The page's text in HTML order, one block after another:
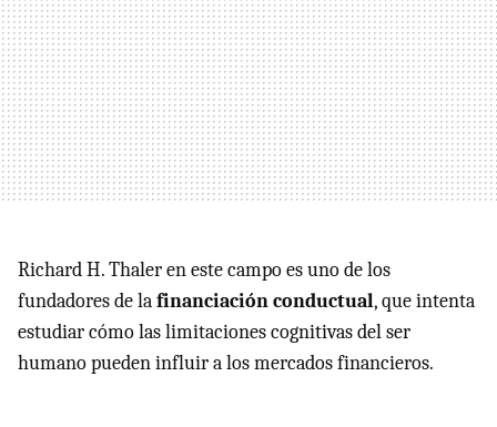
Richard H. Thaler en este campo es uno de los
fundadores de lafinanciación conductual, que intenta
estudiar cómo las limitaciones cognitivas del ser
humano pueden influir a los mercados financieros.